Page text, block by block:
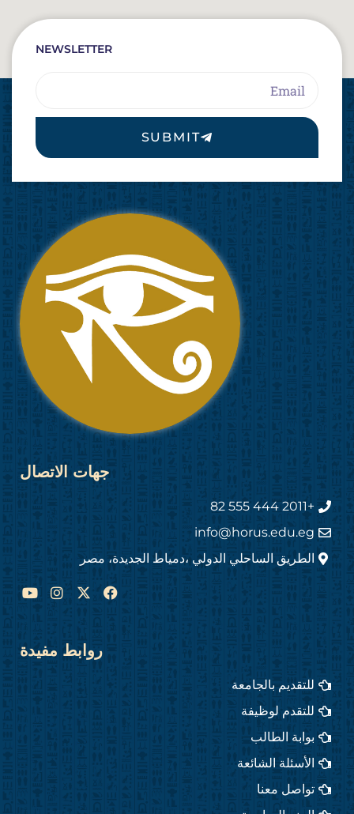
NEWSLETTER
SUBMIT
جهات الاتصال
+2011 444 555 82
info@horus.edu.eg
الطريق الساحلي الدولي ،دمياط الجديدة، مصر
F
a
e
I
n
g
Y
o
u
b
e
روابط مفيدة
للتقديم بالجامعة
للتقدم لوظيفة
بوابة الطالب
الأسئلة الشائعة
تواصل معنا